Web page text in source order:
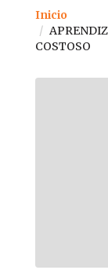
Inicio
COSTOSO